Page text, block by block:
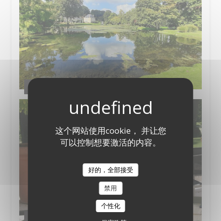
这个网站使用cookie， 并让您
可以控制想要激活的内容。
好的，全部接受
禁用
个性化